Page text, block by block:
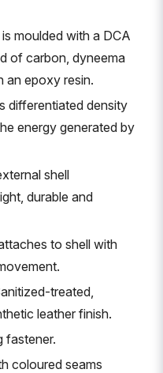
moulded with a DCA
of carbon, dyneema
an epoxy resin.
differentiated density
energy generated by
shell
durable and
to shell with
treated,
leather finish.
fastener.
coloured seams